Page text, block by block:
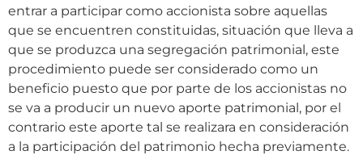
entrar a participar como accionista sobre aquellas
que se encuentren constituidas, situación que lleva a
que se produzca una segregación patrimonial, este
procedimiento puede ser considerado como un
beneficio puesto que por parte de los accionistas no
se va a producir un nuevo aporte patrimonial, por el
contrario este aporte tal se realizara en consideración
a la participación del patrimonio hecha previamente.